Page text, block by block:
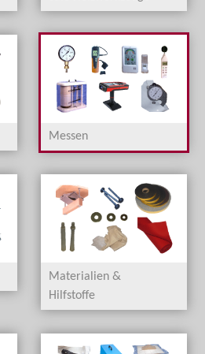
Messen
Materialien &
Hilfstoffe